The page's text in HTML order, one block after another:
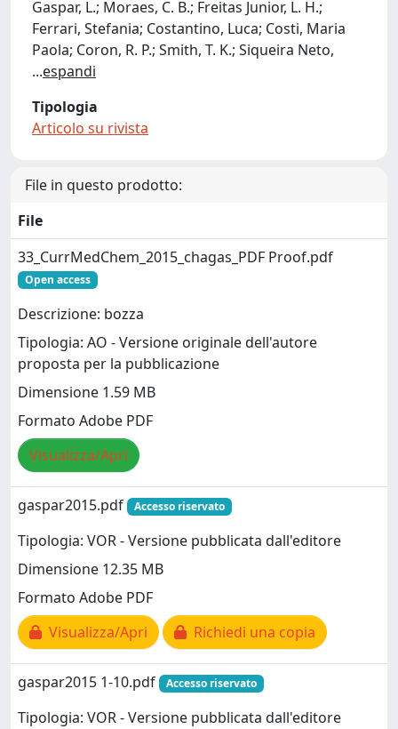
Gaspar, L.; Moraes, C. B.; Freitas Junior, L. H.;
Ferrari, Stefania; Costantino, Luca; Costi, Maria
Paola; Coron, R. P.; Smith, T. K.; Siqueira Neto,
...espandi
Tipologia
Articolo su rivista
File in questo prodotto:
File
33_CurrMedChem_2015_chagas_PDF Proof.pdf
Open access
Descrizione: bozza
Tipologia: AO - Versione originale dell'autore
proposta per la pubblicazione
Dimensione 1.59 MB
Formato Adobe PDF
Visualizza/Apri
gaspar2015.pdf Accesso riservato
Tipologia: VOR - Versione pubblicata dall'editore
Dimensione 12.35 MB
Formato Adobe PDF
Visualizza/Apri
Richiedi una copia
gaspar2015 1-10.pdf Accesso riservato
Tipologia: VOR - Versione pubblicata dall'editore